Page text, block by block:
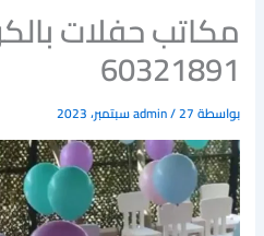
مكاتب حفلات
60321891
بواسطة admin/27 سبتمبر، 2023